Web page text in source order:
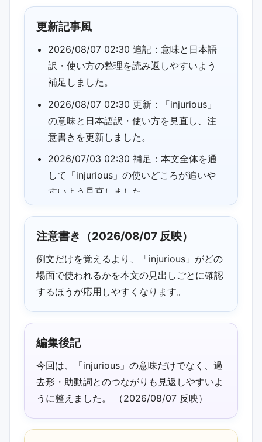
更新記事風
2026/08/07 02:30 追記：意味と日本語
訳・使い方の整理を読み返しやすいよう
補足しました。
2026/08/07 02:30 更新：「injurious」
の意味と日本語訳・使い方を見直し、注
意書きを更新しました。
2026/07/03 02:30 補足：本文全体を通
して「injurious」の使いどころが追いや
すいよう見直しました。
2026/07/03 02:30 更新：「injurious」
の中心表現を冒頭で確認しやすいよう整
理しました。
2026/05/28 02:30 追記：「injuriousの
意味」まわりの読み返しポイントを更新
2026/05/28 02:30 更新：injurious・
word_balloonに触れている箇所を見つけ
2026/04/23 02:30 追記：過去形・助動
詞と例文の対応が見やすいよう説明の流
2026/04/23 02:30 補足：今月のおすす
注意書き（2026/08/07 反映）
例文だけを覚えるより、「injurious」がどの
場面で使われるかを本文の見出しごとに確認
するほうが応用しやすくなります。
編集後記
今回は、「injurious」の意味だけでなく、過
去形・助動詞とのつながりも見返しやすいよ
うに整えました。 （2026/08/07 反映）